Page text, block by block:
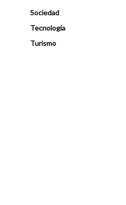
Sociedad
Tecnología
Turismo